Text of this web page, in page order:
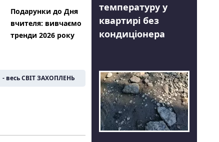
Подарунки до Дня
вчителя: вивчаємо
тренди 2026 року
- весь СВІТ ЗАХОПЛЕНЬ
температуру у
квартирі без
кондиціонера